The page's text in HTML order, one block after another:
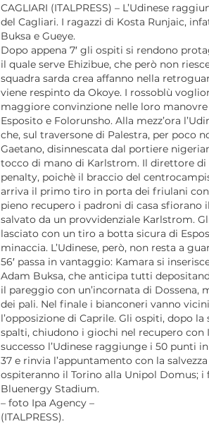
CAGLIARI (ITALPRESS) – L’Udinese
del Cagliari. I ragazzi di Kosta Runjaic,
Buksa e Gueye.
Dopo appena 7′ gli ospiti si rendono
il quale serve Ehizibue, che però non
squadra sarda crea affanno nella
viene respinto da Okoye. I rossoblù
maggiore convinzione nelle loro
Esposito e Folorunsho. Alla mezz’ora
che, sul traversone di Palestra, per poco
Gaetano, disinnescata dal portiere
tocco di mano di Karlstrom. Il direttore di
penalty, poichè il braccio del
arriva il primo tiro in porta dei friulani
pieno recupero i padroni di casa
salvato da un provvidenziale Karlstrom.
lasciato con un tiro a botta sicura di
minaccia. L’Udinese, però, non resta a
56′ passa in vantaggio: Kamara si
Adam Buksa, che anticipa tutti
il pareggio con un’incornata di Dossena,
dei pali. Nel finale i bianconeri vanno
l’opposizione di Caprile. Gli ospiti, dopo
spalti, chiudono i giochi nel recupero con
successo l’Udinese raggiunge i 50 punti
37 e rinvia l’appuntamento con la
ospiteranno il Torino alla Unipol Domus; i
Bluenergy Stadium.
– foto Ipa Agency –
(ITALPRESS).